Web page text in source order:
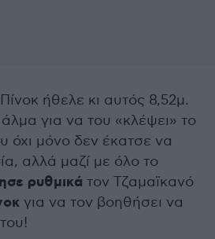
ήθελε κι αυτός 8,52μ.
για να του «κλέψει» το
όχι μόνο δεν έκατσε να
αλλά μαζί με όλο το
ρυθμικά τον Τζαμαϊκανό
για να τον βοηθήσει να